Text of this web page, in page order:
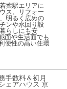
葉駅エリアに
ス。リフォー
明るく広めの
ンや水回り設
らしにも安
面や生活面でも
便性の高い住環
手数料＆初月
ェアハウス 京